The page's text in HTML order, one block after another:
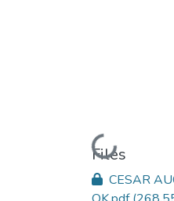
Loading...
Files
CESAR